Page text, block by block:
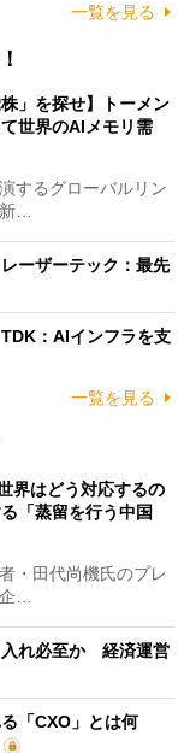
一覧を見る
」を探せ】トーメン
世界のAIメモリ需
するグローバルリン
…
ーザーテック：最先
：AIインフラを支
一覧を見る
界はどう対応するの
「蒸留を行う中国
・田代尚機氏のプレ
…
入れ必至か 経済運営
「CXO」とは何